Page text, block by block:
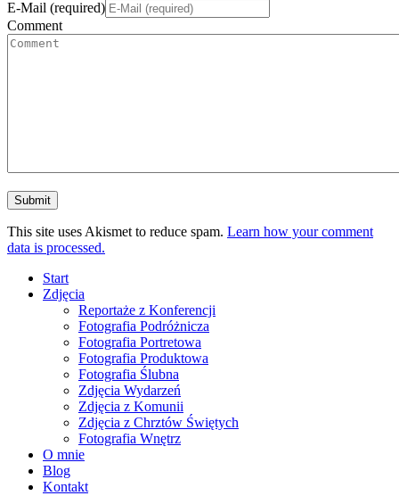
E-Mail (required)
Comment
This site uses Akismet to reduce spam. Learn how your comment
data is processed.
Start
Zdjęcia
Reportaże z Konferencji
Fotografia Podróżnicza
Fotografia Portretowa
Fotografia Produktowa
Fotografia Ślubna
Zdjęcia Wydarzeń
Zdjęcia z Komunii
Zdjęcia z Chrztów Świętych
Fotografia Wnętrz
O mnie
Blog
Kontakt